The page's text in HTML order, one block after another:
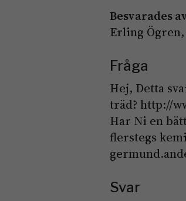
Besvarades
Erling
Fråga
Hej, Detta
träd? http://
Har Ni en
flerstegs
Svar